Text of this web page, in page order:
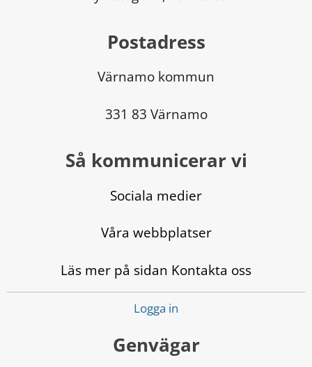
Postadress
Värnamo kommun
331 83 Värnamo
Så kommunicerar vi
Sociala medier
Våra webbplatser
Läs mer på sidan Kontakta oss
Logga in
Genvägar